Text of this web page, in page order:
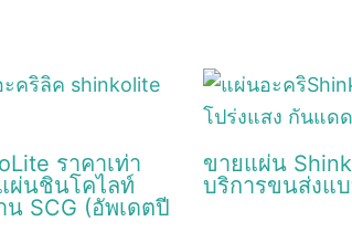
ราคาเท่า
ผ่นชินโคไลท์
น SCG (อัพเดตปี
ขายแผ่น
บริการขนส่งแ